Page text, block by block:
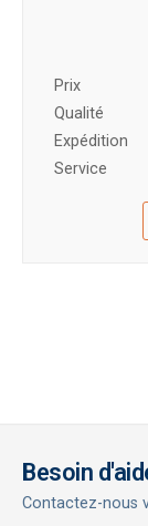
Prix ​​
Qualité
Expédition
Service
Besoin
Contactez-nous